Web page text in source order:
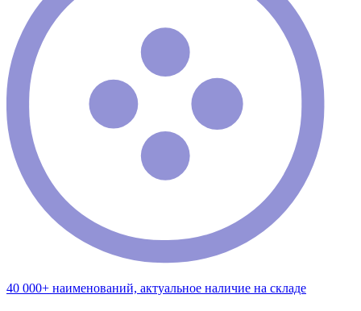
40 000+ наименований, актуальное наличие на складе